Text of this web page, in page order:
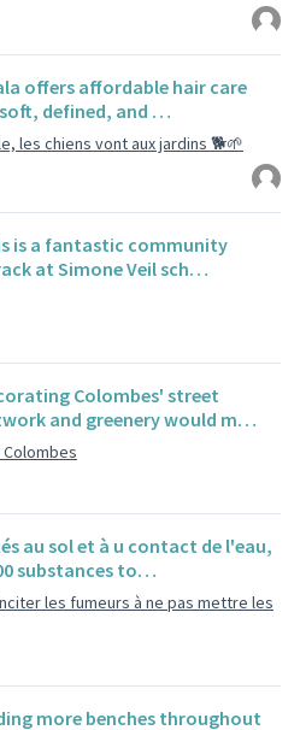
offers affordable hair care
defined, and …
les chiens vont aux jardins 🐕🌱
is a fantastic community
at Simone Veil sch…
Colombes' street
and greenery would m…
au sol et à u contact de l'eau,
substances to…
les fumeurs à ne pas mettre les
more benches throughout